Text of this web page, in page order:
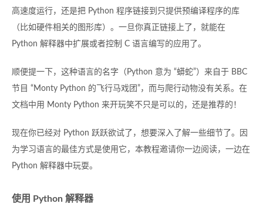
高速度运行，还是把 Python 程序链接到只提供预编译程序的库
（比如硬件相关的图形库）。一旦你真正链接上了，就能在
Python 解释器中扩展或者控制 C 语言编写的应用了。
顺便提一下，这种语言的名字（Python 意为 “蟒蛇”）来自于 BBC
节目 “Monty Python 的飞行马戏团”，而与爬行动物没有关系。在
文档中用 Monty Python 来开玩笑不只是可以的，还是推荐的！
现在你已经对 Python 跃跃欲试了，想要深入了解一些细节了。因
为学习语言的最佳方式是使用它，本教程邀请你一边阅读，一边在
Python 解释器中玩耍。
使用 Python 解释器